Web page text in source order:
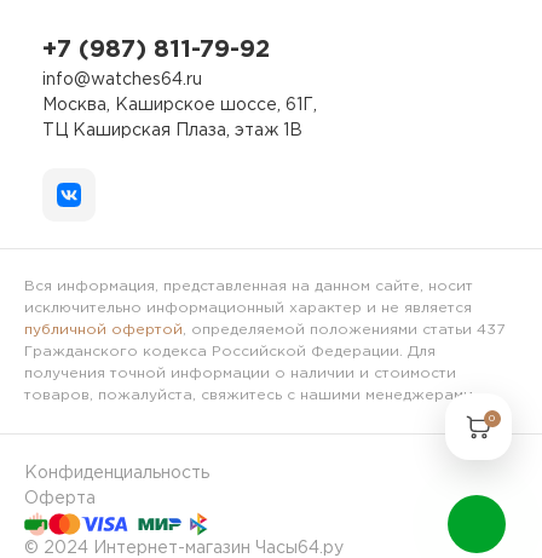
+7 (987) 811-79-92
info@watches64.ru
Москва, Каширское шоссе, 61Г,
ТЦ Каширская Плаза, этаж 1В
Вся информация, представленная на данном сайте, носит
исключительно информационный характер и не является
публичной офертой , определяемой положениями статьи 437
Гражданского кодекса Российской Федерации. Для
получения точной информации о наличии и стоимости
товаров, пожалуйста, свяжитесь с нашими менеджерами.
© 2024 Интернет-магазин Часы64.ру
Конфиденциальность
Оферта
0